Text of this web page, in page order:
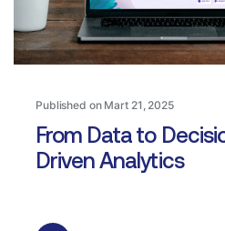
Published on Mart 21, 2025
From Data to
Driven Analytics